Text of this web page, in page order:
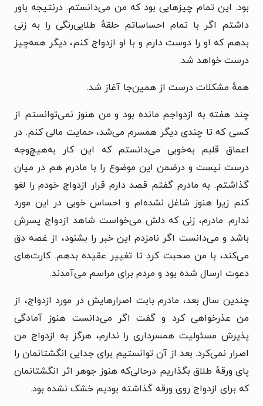
بود. این تمام چیزهایی بود که من می‌دانستم. درنتیجه باور
داشتم اگر با تمام احساساتم حلقهٔ طلایی‌رنگی را به زنی
بدهم که او را دوست دارم و با او ازدواج کنم، دیگر همه‌چیز
درست خواهد شد.
همهٔ مشکلات درست از همین‌جا آغاز شد.
چند هفته به ازدواجم مانده بود و من هنوز نمی‌توانستم از
کسی که تا چندی دیگر همسرم می‌شد، حمایت مالی کنم. در
اعماق قلبم به‌خوبی می‌دانستم که این کار به‌هیچ‌وجه
درست نیست و درضمن این موضوع را با مادرم هم در میان
گذاشتم. به مادرم گفتم قصد دارم قرار ازدواج خودم را لغو
کنم زیرا هنوز شاغل نشده‌ام و احساس خوبی در این مورد
ندارم. مادرم، زنی که دلش می‌خواست شاهد ازدواج پسرش
باشد و می‌دانست اگر نامزدم این خبر را بشنود، از غصه دق
می‌کند، با من صحبت کرد تا تغییر عقیده بدهم. کارت‌های
دعوت ارسال شده بود و مردم برای مراسم می‌آمدند.
چندین سال بعد، مادرم بابت اصرارهایش در مورد ازدواج، از
من عذرخواهی کرد و گفت اگر می‌دانست هنوز آمادگی
پذیرش مسئولیت همسرداری را ندارم، هرگز به ازدواج من
اصرار نمی‌کرد. بعد از آن توانستیم برای جدایی انگشتانمان را
پای ورقهٔ طلاق بگذاریم درحالی‌که هنوز جوهر اثر انگشتانمان
که برای ازدواج روی ورقه گذاشته بودیم خشک نشده بود.